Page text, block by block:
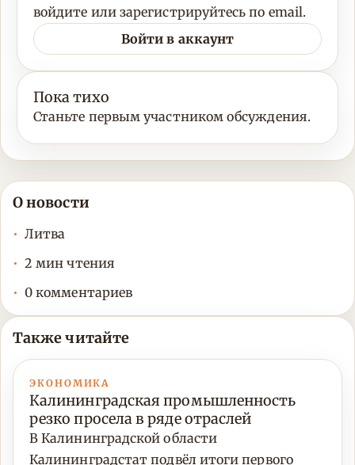
войдите или зарегистрируйтесь по email.
Войти в аккаунт
Пока тихо
Станьте первым участником обсуждения.
О новости
Литва
2 мин чтения
0 комментариев
Также читайте
ЭКОНОМИКА
Калининградская промышленность
резко просела в ряде отраслей
В Калининградской области
Калининградстат подвёл итоги первого